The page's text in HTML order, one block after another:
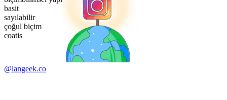
basit
sayılabilir
çoğul biçim
coatis
@langeek.co